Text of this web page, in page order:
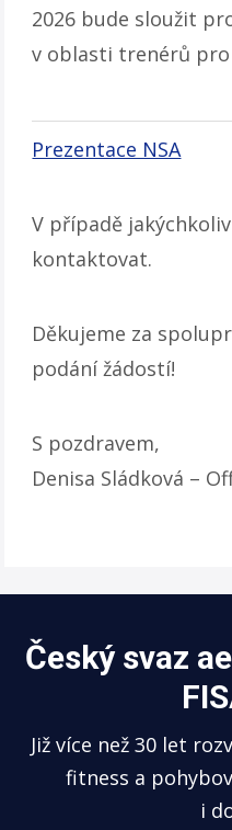
2026 bude sloužit
v oblasti trenérů pro
Prezentace NSA
V případě
kontaktovat.
Děkujeme za
podání žádostí!
S pozdravem,
Denisa Sládková –
Český svaz
Již více než 30 let
fitness a
i